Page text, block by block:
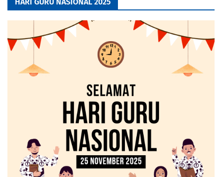
HARI GURU NASIONAL 2025